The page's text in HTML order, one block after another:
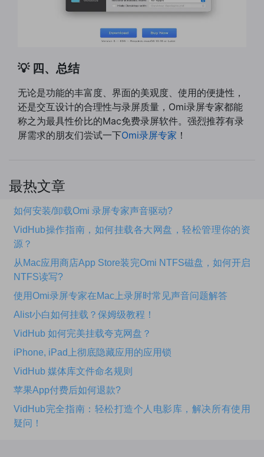
💡 四、总结
无论是功能的丰富度、界面的美观度、使用的便捷性，
还是交互设计的合理性与录屏质量，Omi录屏专家都能
称之为最具性价比的Mac免费录屏软件。强烈推荐有录
屏需求的朋友们尝试一下Omi录屏专家 ！
最热文章
如何安装/卸载Omi 录屏专家声音驱动?
VidHub操作指南，如何挂载各大网盘，轻松管理你的资
源？
从Mac应用商店App Store装完Omi NTFS磁盘，如何开启
NTFS读写?
使用Omi录屏专家在Mac上录屏时常见声音问题解答
Alist小白如何挂载？保姆级教程！
VidHub 如何完美挂载夸克网盘？
iPhone, iPad上彻底隐藏应用的应用锁
VidHub 媒体库文件命名规则
苹果App付费后如何退款?
VidHub完全指南：轻松打造个人电影库，解决所有使用
疑问！